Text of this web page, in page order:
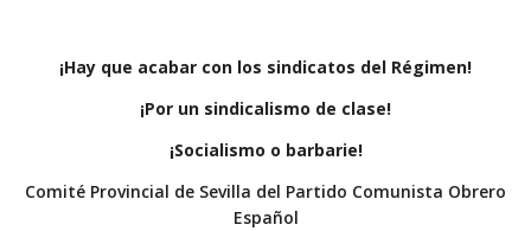
¡Hay que acabar con los sindicatos del Régimen!
¡Por un sindicalismo de clase!
¡Socialismo o barbarie!
Comité Provincial de Sevilla del Partido Comunista Obrero
Español